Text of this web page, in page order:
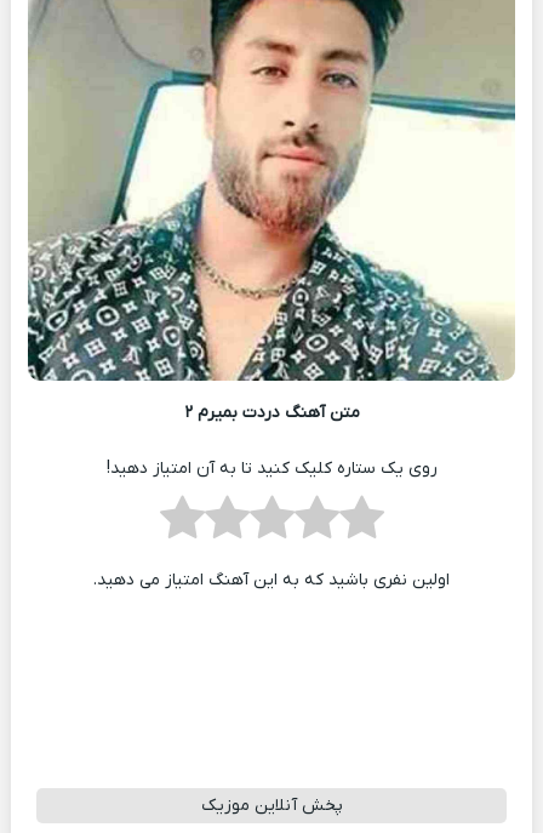
متن آهنگ دردت بمیرم ۲
روی یک ستاره کلیک کنید تا به آن امتیاز دهید!
اولین نفری باشید که به این آهنگ امتیاز می دهید.
پخش آنلاین موزیک